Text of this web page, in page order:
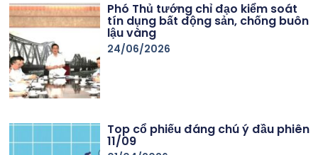
Phó Thủ tướng chỉ đạo kiểm soát
tín dụng bất động sản, chống buôn
lậu vàng
24/06/2026
Top cổ phiếu đáng chú ý đầu phiên
11/09